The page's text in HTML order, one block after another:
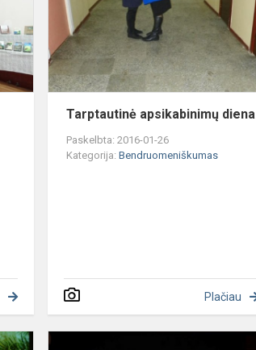
Tarptautinė apsikabinimų diena
Paskelbta: 2016-01-26
Kategorija:Bendruomeniškumas
Plačiau